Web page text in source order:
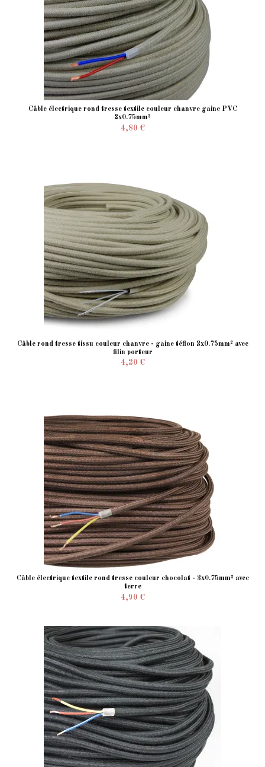
Câble électrique rond tresse textile couleur chanvre gaine PVC
2x0.75mm²
4,80 €
Câble rond tresse tissu couleur chanvre - gaine téflon 2x0.75mm² avec
filin porteur
4,20 €
Câble électrique textile rond tresse couleur chocolat - 3x0.75mm² avec
terre
4,90 €